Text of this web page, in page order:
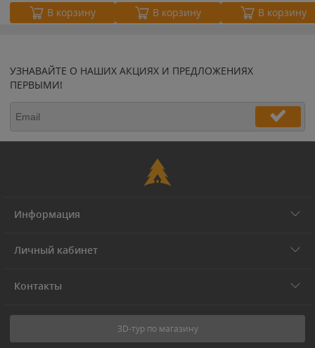
В корзину В корзину В корзину
УЗНАВАЙТЕ О НАШИХ АКЦИЯХ И ПРЕДЛОЖЕНИЯХ
ПЕРВЫМИ!
Информация
Личный кабинет
Контакты
3D-тур по магазину